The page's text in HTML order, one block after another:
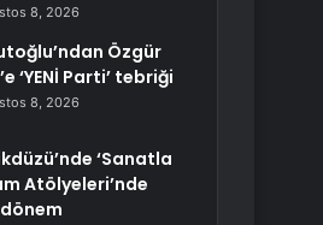
8, 2026
Özgür
‘YENİ Parti’ tebriği
8, 2026
‘Sanatla
Atölyeleri’nde